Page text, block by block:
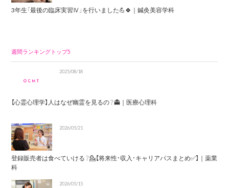
3年生「最後の臨床実習Ⅳ」を行いました💪🍀｜鍼灸美容学科
週間ランキングトップ5
2025/08/18
【心霊心理学】人はなぜ幽霊を見るの？👻｜医療心理科
2026/05/21
登録販売者は食べていける？💁【将来性・収入・キャリアパスまとめ✅】｜薬業
科
2026/05/15